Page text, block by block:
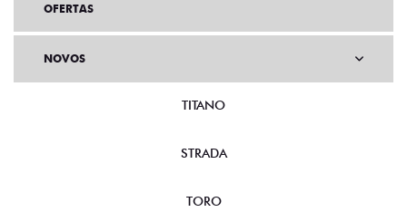
OFERTAS
NOVOS
TITANO
STRADA
TORO